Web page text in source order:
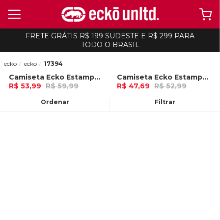
FRETE GRÁTIS R$ 199 SUDESTE E R$ 299 PARA
TODO O BRASIL
Ordenar Filtrar
ecko ecko 17394
-10%
Camiseta Ecko Estampada Branca
R$ 53,99 R$ 59,99
-10%
Camiseta Ecko Estampada Areia
R$ 47,69 R$ 52,99